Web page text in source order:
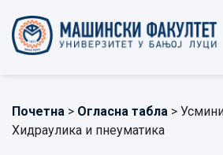
Почетна > Огласна табла >
Хидраулика и пнеуматика